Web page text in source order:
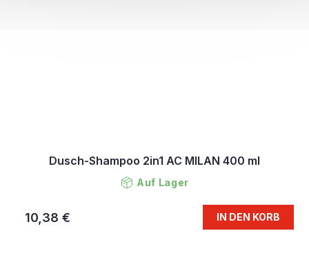
Dusch-Shampoo 2in1 AC MILAN 400 ml
Auf Lager
10,38 € IN DEN KORB